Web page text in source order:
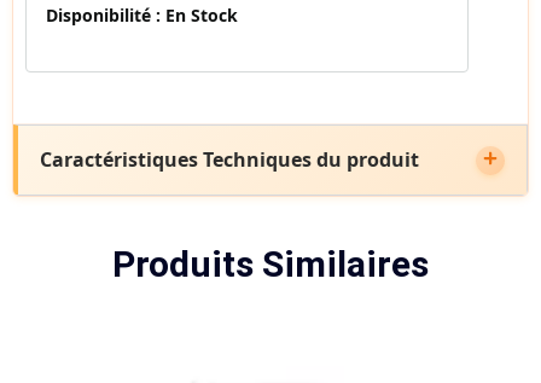
Disponibilité : En Stock
Caractéristiques Techniques du produit
Produits Similaires